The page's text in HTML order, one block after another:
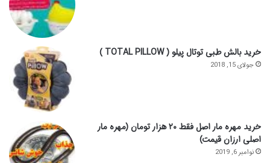
خرید بالش طبی توتال پیلو ( TOTAL PILLOW )
جولای 15, 2018
خرید مهره مار اصل فقط ۲۰ هزار تومان (مهره مار
اصلی ارزان قیمت)
نوامبر 6, 2019